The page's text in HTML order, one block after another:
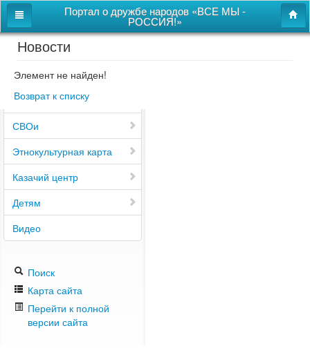
Портал о дружбе народов «ВСЕ МЫ -
РОССИЯ!»
Главная
Дом дружбы народов
Новости
СВОи
Этнокультурная карта
Казачий центр
Детям
Видео
Поиск
Карта сайта
Перейти к полной
версии сайта
Новости
Элемент не найден!
Возврат к списку